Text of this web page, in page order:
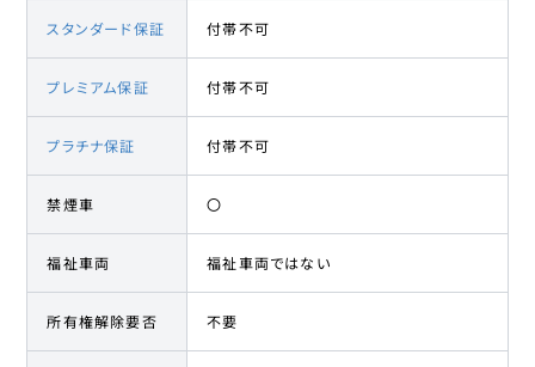
スタンダード保証 付帯不可
プレミアム保証 付帯不可
プラチナ保証 付帯不可
禁煙車 〇
福祉車両 福祉車両ではない
所有権解除要否 不要